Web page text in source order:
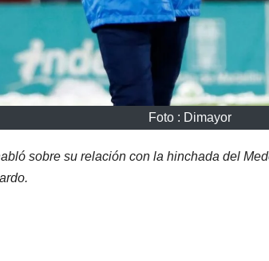
Foto : Dimayor
sobre su relación con la hinchada del